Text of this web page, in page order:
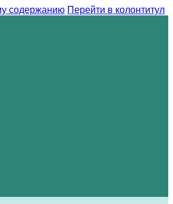
содержанию Перейти в колонтитул